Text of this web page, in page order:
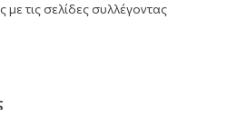
με τις σελίδες συλλέγοντας